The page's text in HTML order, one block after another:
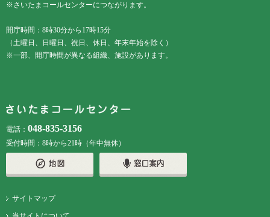
※さいたまコールセンターにつながります。
開庁時間：8時30分から17時15分
（土曜日、日曜日、祝日、休日、年末年始を除く）
※一部、開庁時間が異なる組織、施設があります。
電話： 048-835-3156
受付時間：8時から21時（年中無休）
サイトマップ